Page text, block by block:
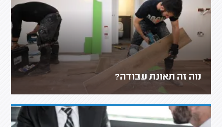
מה זה תאונת עבודה?